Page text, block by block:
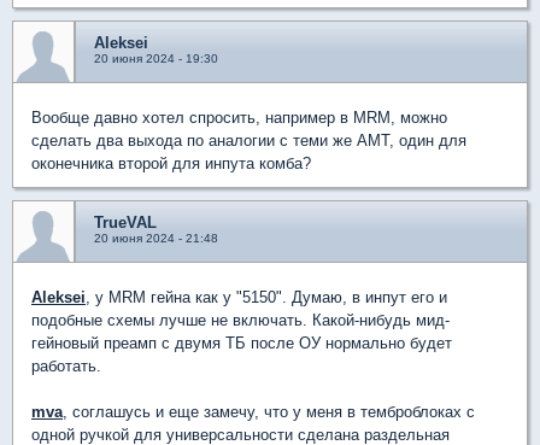
Aleksei
20 июня 2024 - 19:30
Вообще давно хотел спросить, например в MRM, можно
сделать два выхода по аналогии с теми же AMT, один для
оконечника второй для инпута комба?
TrueVAL
20 июня 2024 - 21:48
Aleksei , у MRM гейна как у "5150". Думаю, в инпут его и
подобные схемы лучше не включать. Какой-нибудь мид-
гейновый преамп с двумя ТБ после ОУ нормально будет
работать.
mva , соглашусь и еще замечу, что у меня в темброблоках с
одной ручкой для универсальности сделана раздельная